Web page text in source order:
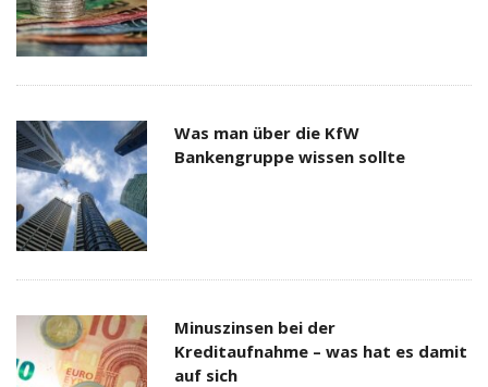
Was man über die KfW
Bankengruppe wissen sollte
Minuszinsen bei der
Kreditaufnahme – was hat es damit
auf sich